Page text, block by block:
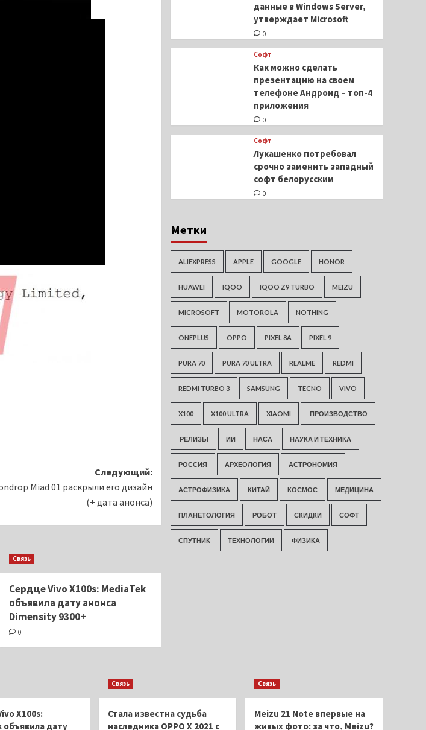
Следующий:
Miad 01 раскрыли его дизайн
(+ дата анонса)
Связь
Сердце Vivo X100s: MediaTek
объявила дату анонса
Dimensity 9300+
0
данные в Windows Server,
утверждает Microsoft
0
Софт
Как можно сделать
презентацию на своем
телефоне Андроид – топ-4
приложения
0
Софт
Лукашенко потребовал
срочно заменить западный
софт белорусским
0
Метки
ALIEXPRESS APPLE GOOGLE HONOR
HUAWEI IQOO IQOO Z9 TURBO MEIZU
MICROSOFT MOTOROLA NOTHING
ONEPLUS OPPO PIXEL 8A PIXEL 9
PURA 70 PURA 70 ULTRA REALME REDMI
REDMI TURBO 3 SAMSUNG TECNO VIVO
X100 X100 ULTRA XIAOMI ПРОИЗВОДСТВО
РЕЛИЗЫ ИИ НАСА НАУКА И ТЕХНИКА
РОССИЯ АРХЕОЛОГИЯ АСТРОНОМИЯ
АСТРОФИЗИКА КИТАЙ КОСМОС МЕДИЦИНА
ПЛАНЕТОЛОГИЯ РОБОТ СКИДКИ СОФТ
СПУТНИК ТЕХНОЛОГИИ ФИЗИКА
X100s:
объявила дату
Связь
Стала известна судьба
наследника OPPO X 2021 с
Связь
Meizu 21 Note впервые на
живых фото: за что, Meizu?